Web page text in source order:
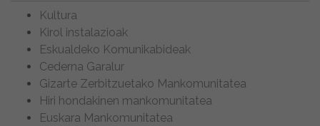
Kultura
Kirol instalazioak
Eskualdeko Komunikabideak
Cederna Garalur
Gizarte Zerbitzuetako Mankomunitatea
Hiri hondakinen mankomunitatea
Euskara Mankomunitatea